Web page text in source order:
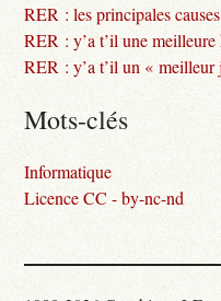
RER : les principales
RER : y’a t’il une
RER : y’a t’il un «
Mots-clés
Informatique
Licence CC - by-nc-nd